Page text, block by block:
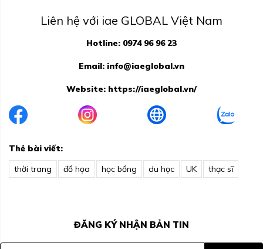
Liên hệ với iae GLOBAL Việt Nam
Hotline: 0974 96 96 23
Email: info@iaeglobal.vn
Website: https://iaeglobal.vn/
Thẻ bài viết:
thời trang
đồ họa học bổng du học UK thạc sĩ
ĐĂNG KÝ NHẬN BẢN TIN